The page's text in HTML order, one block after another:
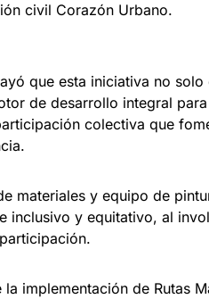
civil Corazón Urbano.
que esta iniciativa no
de desarrollo integral
colectiva que
materiales y equipo de
inclusivo y equitativo, al
la implementación de Rutas